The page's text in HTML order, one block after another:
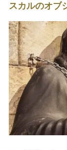
スカルのオブ